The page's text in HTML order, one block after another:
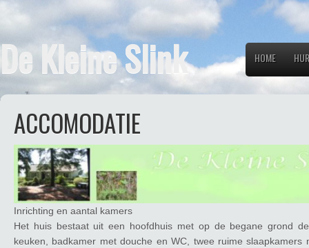
De Kleine Slink HOME
ACCOMODATIE
Inrichting en aantal kamers
Het huis bestaat uit een hoofdhuis met op de begane grond
keuken, badkamer met douche en WC, twee ruime